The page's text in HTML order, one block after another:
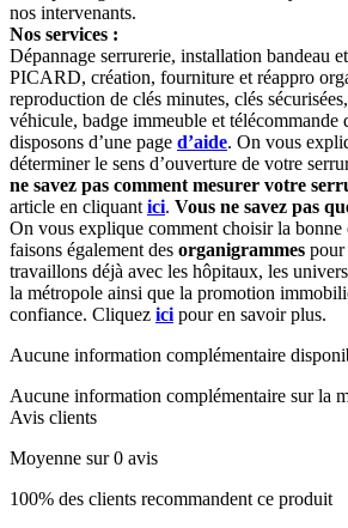
nos intervenants.
Nos services :
Dépannage serrurerie, installation bandeau
PICARD, création, fourniture et réappro
reproduction de clés minutes, clés
véhicule, badge immeuble et télécommande
disposons d’une page d’aide. On vous
déterminer le sens d’ouverture de votre
ne savez pas comment mesurer votre
article en cliquant ici. Vous ne savez pas
On vous explique comment choisir la bonne
faisons également des organigrammes pour
travaillons déjà avec les hôpitaux, les
la métropole ainsi que la promotion
confiance. Cliquez ici pour en savoir plus.
Aucune information complémentaire
Aucune information complémentaire sur la
Avis clients
Moyenne sur 0 avis
100% des clients recommandent ce produit